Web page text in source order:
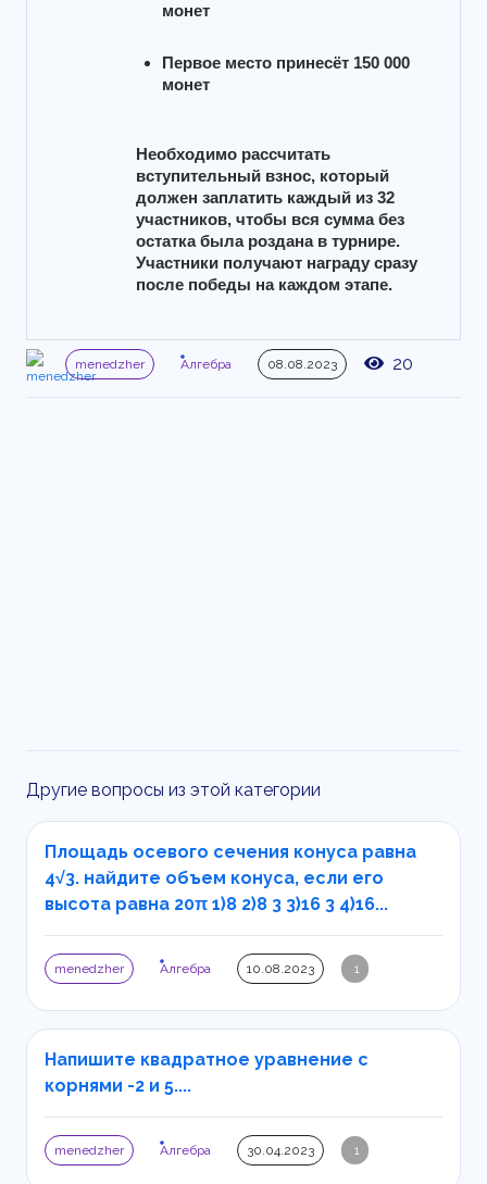
монет
Первое место принесёт 150 000
монет
Необходимо рассчитать
вступительный взнос, который
должен заплатить каждый из 32
участников, чтобы вся сумма без
остатка была роздана в турнире.
Участники получают награду сразу
после победы на каждом этапе.
menedzher Алгебра 08.08.2023 20
Другие вопросы из этой категории
Площадь осевого сечения конуса равна
4√3. найдите объем конуса, если его
высота равна 20π 1)8 2)8 3 3)16 3 4)16...
menedzher Алгебра 10.08.2023 1
Напишите квадратное уравнение с
корнями -2 и 5....
menedzher Алгебра 30.04.2023 1